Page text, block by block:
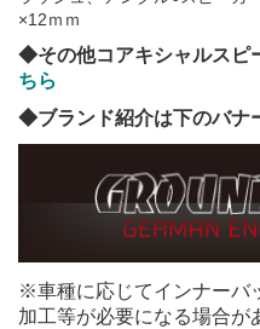
×12ｍｍ
◆その他コアキシャルスピ
ちら
◆ブランド紹介は下のバナ
※車種に応じてインナーバ
加工等が必要になる場合が